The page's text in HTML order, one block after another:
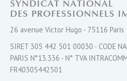
SYNDICAT NATIONAL
DES PROFESSIONNELS
26 avenue Victor Hugo - 75116 Paris
SIRET 305 442 501 00030 - CODE
PARIS N°13.336 - N° TVA
FR40305442501